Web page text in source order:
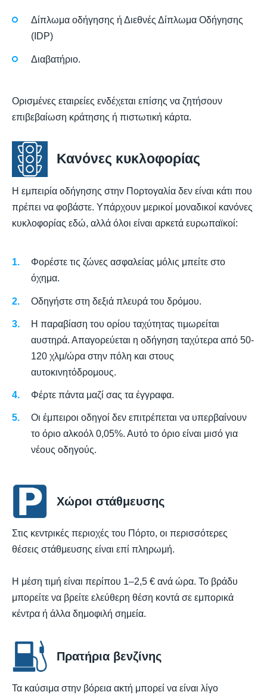
Δίπλωμα οδήγησης ή Διεθνές Δίπλωμα Οδήγησης
(IDP)
Διαβατήριο.
Ορισμένες εταιρείες ενδέχεται επίσης να ζητήσουν
επιβεβαίωση κράτησης ή πιστωτική κάρτα.
Κανόνες κυκλοφορίας
Η εμπειρία οδήγησης στην Πορτογαλία δεν είναι κάτι που
πρέπει να φοβάστε. Υπάρχουν μερικοί μοναδικοί κανόνες
κυκλοφορίας εδώ, αλλά όλοι είναι αρκετά ευρωπαϊκοί:
Φορέστε τις ζώνες ασφαλείας μόλις μπείτε στο
όχημα.
Οδηγήστε στη δεξιά πλευρά του δρόμου.
Η παραβίαση του ορίου ταχύτητας τιμωρείται
αυστηρά. Απαγορεύεται η οδήγηση ταχύτερα από 50-
120 χλμ/ώρα στην πόλη και στους
αυτοκινητόδρομους.
Φέρτε πάντα μαζί σας τα έγγραφα.
Οι έμπειροι οδηγοί δεν επιτρέπεται να υπερβαίνουν
το όριο αλκοόλ 0,05%. Αυτό το όριο είναι μισό για
νέους οδηγούς.
Χώροι στάθμευσης
Στις κεντρικές περιοχές του Πόρτο, οι περισσότερες
θέσεις στάθμευσης είναι επί πληρωμή.
Η μέση τιμή είναι περίπου 1–2,5 € ανά ώρα. Το βράδυ
μπορείτε να βρείτε ελεύθερη θέση κοντά σε εμπορικά
κέντρα ή άλλα δημοφιλή σημεία.
Πρατήρια βενζίνης
Τα καύσιμα στην βόρεια ακτή μπορεί να είναι λίγο